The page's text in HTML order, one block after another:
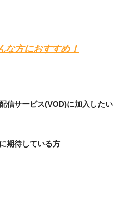
方におすすめ！
信サービス(VOD)に加入したい
期待している方